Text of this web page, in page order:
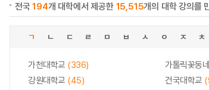
전국194개 대학에서 제공한 15,515개의 대학 강의를
ㄱ ㄴ ㄷ ㄹ ㅁ ㅂ ㅅ ㅇ ㅈ ㅊ
가천대학교 (336) 가톨릭꽃동
강원대학교 (45) 건국대학교